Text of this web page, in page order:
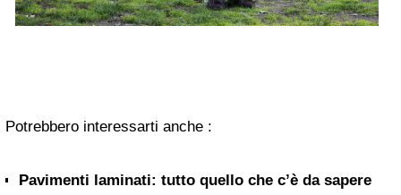
Potrebbero interessarti anche :
Pavimenti laminati: tutto quello che c’è da sapere